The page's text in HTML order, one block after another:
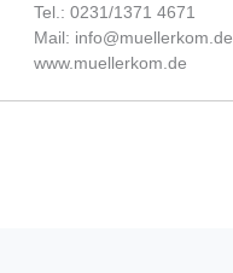
Tel.: 0231/1371 4671
Mail: info@muellerkom.de
www.muellerkom.de